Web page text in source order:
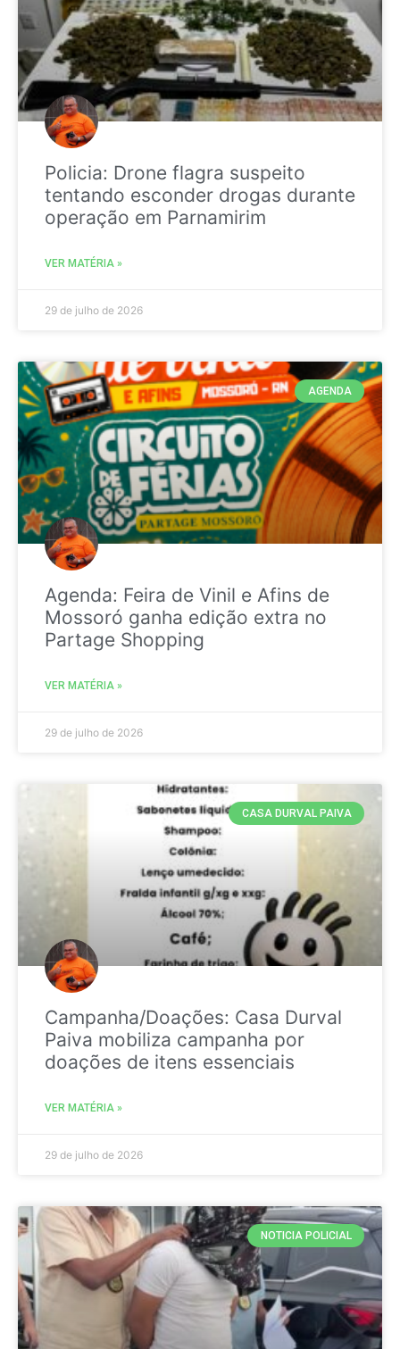
Policia: Drone flagra suspeito
tentando esconder drogas durante
operação em Parnamirim
VER MATÉRIA »
29 de julho de 2026
AGENDA
Agenda: Feira de Vinil e Afins de
Mossoró ganha edição extra no
Partage Shopping
VER MATÉRIA »
29 de julho de 2026
CASA DURVAL PAIVA
Campanha/Doações: Casa Durval
Paiva mobiliza campanha por
doações de itens essenciais
VER MATÉRIA »
29 de julho de 2026
NOTICIA POLICIAL